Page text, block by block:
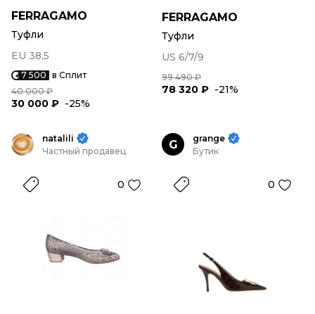
FERRAGAMO
Туфли
EU 38,5
7 500 в Сплит
40 000 ₽
30 000 ₽ -25%
FERRAGAMO
Туфли
US 6/7/9
99 490 ₽
78 320 ₽ -21%
natalili
Частный продавец
0
G
grange
Бутик
0